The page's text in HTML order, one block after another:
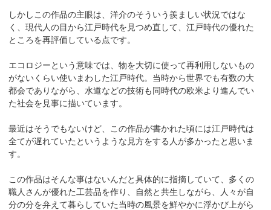
しかしこの作品の主眼は、洋介のそういう羨ましい状況ではな
く、現代人の目から江戸時代を見つめ直して、江戸時代の優れた
ところを再評価している点です。
エコロジーという意味では、物を大切に使って再利用しないもの
がないくらい使いまわした江戸時代。当時から世界でも有数の大
都会でありながら、水道などの技術も同時代の欧米より進んでい
た社会を見事に描いています。
最近はそうでもないけど、この作品が書かれた頃には江戸時代は
全てが遅れていたというような見方をする人が多かったと思いま
す。
この作品はそんな事はないんだと具体的に指摘していて、多くの
職人さんが優れた工芸品を作り、自然と共生しながら、人々が自
分の分を弁えて暮らしていた当時の風景を鮮やかに浮かび上がら